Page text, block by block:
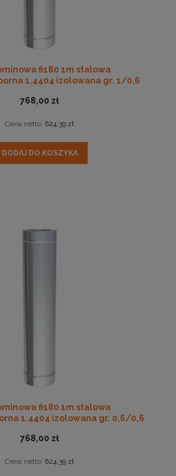
fi180 1m stalowa
1.4404 izolowana gr. 1/0,6
768,00 zł
Cena netto: 624,39 zł
DODAJ DO KOSZYKA
fi180 1m stalowa
1.4404 izolowana gr. 0,6/0,6
768,00 zł
Cena netto: 624,39 zł